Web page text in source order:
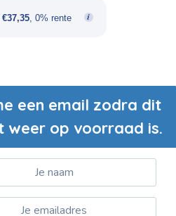
€112,05.
, 0% rente
een email zodra dit
weer op voorraad is.